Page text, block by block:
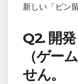
新しい「ピン
Q2. 開
（ゲー
せん。